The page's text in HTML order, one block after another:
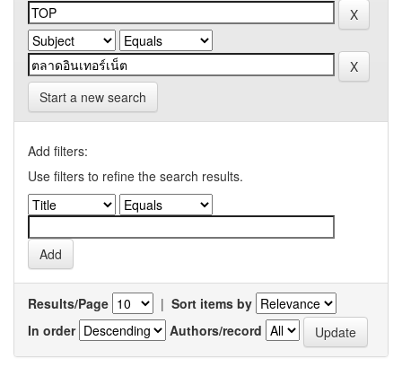
Start a new search
Add filters:
Use filters to refine the search results.
Results/Page | Sort items by
In order
Authors/record